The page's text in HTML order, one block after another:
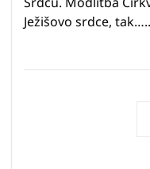
Ježišovo srdce,